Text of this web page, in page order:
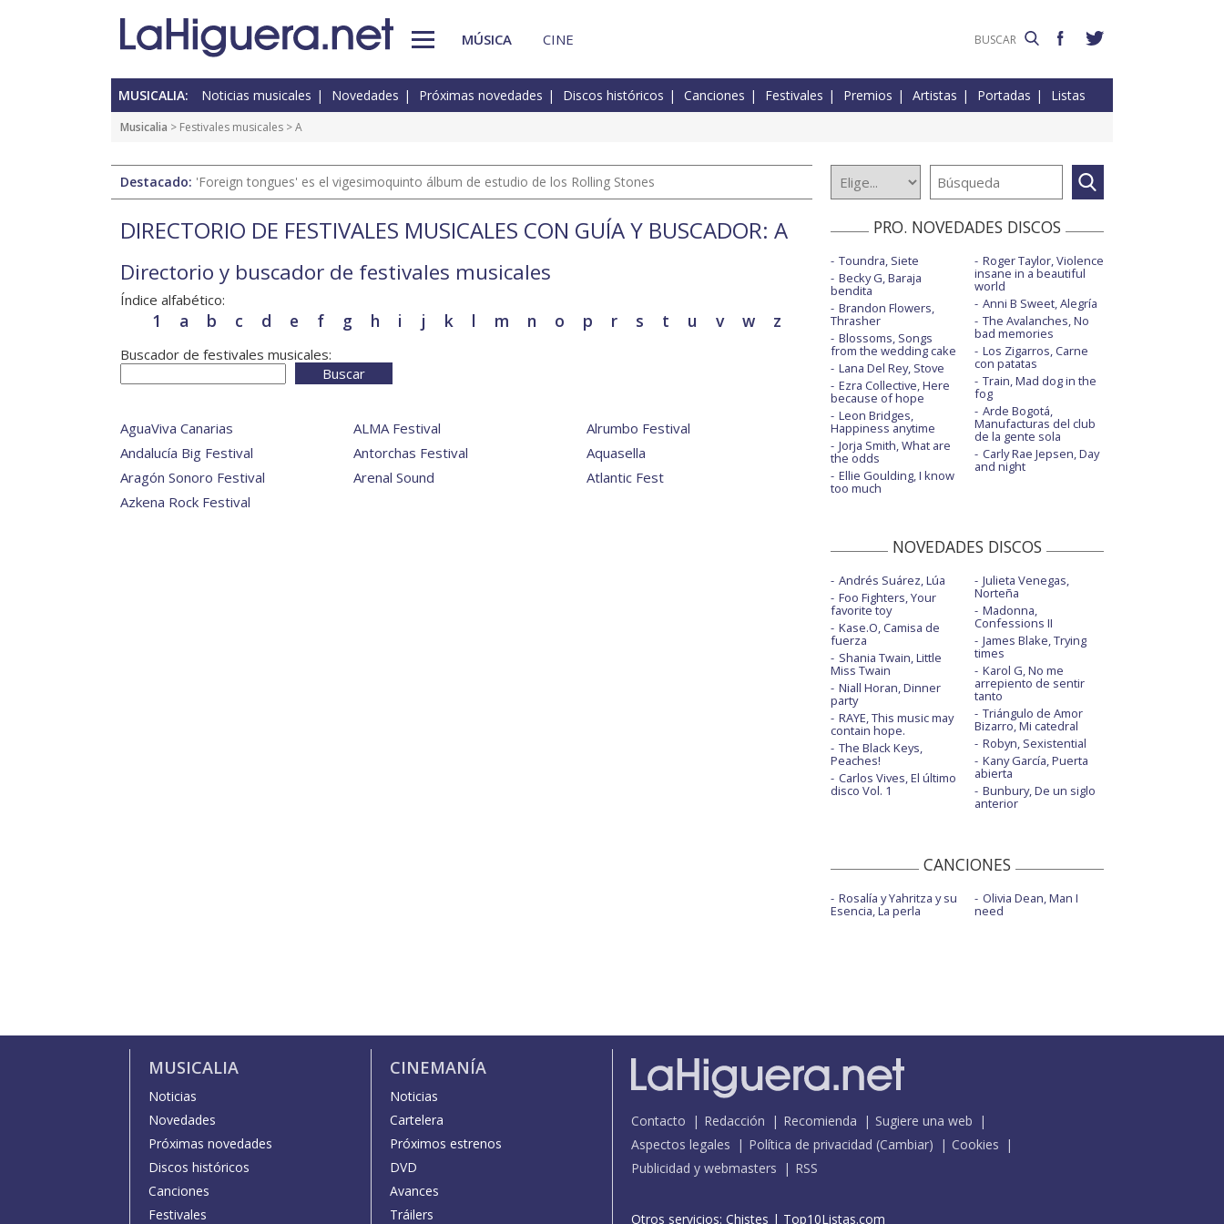
MÚSICA CINE
MUSICALIA: Noticias musicales Novedades Próximas novedades Discos históricos Canciones Festivales Premios Artistas Portadas Listas
Musicalia > Festivales musicales > A
Destacado: 'Foreign tongues' es el vigesimoquinto álbum de estudio de los Rolling Stones
DIRECTORIO DE FESTIVALES MUSICALES CON GUÍA Y BUSCADOR: A
Directorio y buscador de festivales musicales
Índice alfabético:
1 a b c d e f g h i j k l m n o p r s t u v w z
Buscador de festivales musicales:
Buscar
AguaViva Canarias ALMA Festival
Alrumbo Festival
Andalucía Big Festival
Antorchas Festival
Aquasella
Aragón Sonoro Festival
Arenal Sound
Atlantic Fest
Azkena Rock Festival
PRO. NOVEDADES DISCOS
Toundra, Siete
Becky G, Baraja
bendita
Brandon Flowers,
Thrasher
Blossoms, Songs
from the wedding cake
Lana Del Rey, Stove
Ezra Collective, Here
because of hope
Leon Bridges,
Happiness anytime
Jorja Smith, What are
the odds
Ellie Goulding, I know
too much
Roger Taylor, Violence
insane in a beautiful
world
Anni B Sweet, Alegría
The Avalanches, No
bad memories
Los Zigarros, Carne
con patatas
Train, Mad dog in the
fog
Arde Bogotá,
Manufacturas del club
de la gente sola
Carly Rae Jepsen, Day
and night
NOVEDADES DISCOS
Andrés Suárez, Lúa
Foo Fighters, Your
favorite toy
Kase.O, Camisa de
fuerza
Shania Twain, Little
Miss Twain
Niall Horan, Dinner
party
RAYE, This music may
contain hope.
The Black Keys,
Peaches!
Carlos Vives, El último
disco Vol. 1
Julieta Venegas,
Norteña
Madonna,
Confessions II
James Blake, Trying
times
Karol G, No me
arrepiento de sentir
tanto
Triángulo de Amor
Bizarro, Mi catedral
Robyn, Sexistential
Kany García, Puerta
abierta
Bunbury, De un siglo
anterior
CANCIONES
Rosalía y Yahritza y su
Esencia, La perla
Olivia Dean, Man I
need
MUSICALIA
Noticias
Novedades
Próximas novedades
Discos históricos
Canciones
Festivales
CINEMANÍA
Noticias
Cartelera
Próximos estrenos
DVD
Avances
Tráilers
Contacto Redacción Recomienda
Sugiere una web
Aspectos legales
Política de privacidad (Cambiar)
Cookies
Publicidad y webmasters
RSS
Otros servicios: Chistes | Top10Listas.com